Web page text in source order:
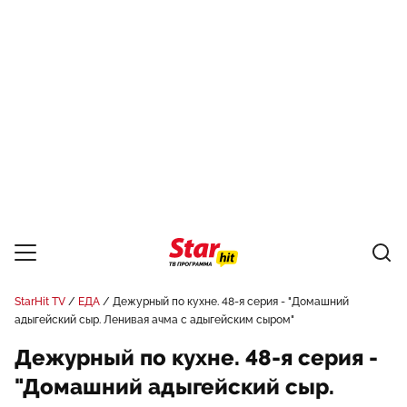
StarHit TV ЕДА
Дежурный по кухне. 48-я серия - "Домашний
адыгейский сыр. Ленивая ачма с адыгейским сыром"
Дежурный по кухне. 48-я серия -
"Домашний адыгейский сыр.